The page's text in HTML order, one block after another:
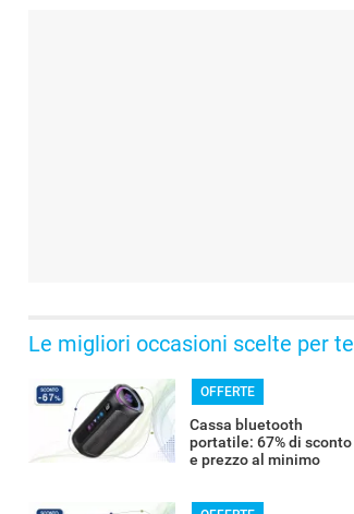
Le migliori occasioni scelte per te
OFFERTE
Cassa bluetooth
portatile: 67% di sconto
e prezzo al minimo